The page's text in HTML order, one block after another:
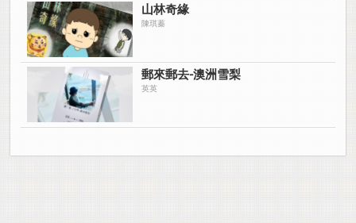
山林奇緣
陳琪蓁
郵來郵去-澳洲雪梨
英英